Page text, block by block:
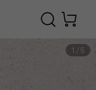
1 / 5